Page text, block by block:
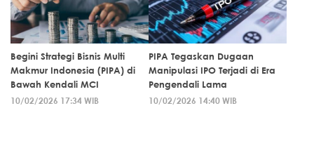
Begini Strategi Bisnis Multi
Makmur Indonesia (PIPA) di
Bawah Kendali MCI
10/02/2026 17:34 WIB
PIPA Tegaskan Dugaan
Manipulasi IPO Terjadi di Era
Pengendali Lama
10/02/2026 14:40 WIB